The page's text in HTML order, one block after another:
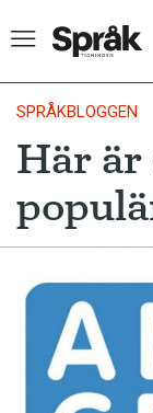
Hem
Artiklar
Språkfrågor
Skrivtips
SPRÅKBLOGGEN
Här